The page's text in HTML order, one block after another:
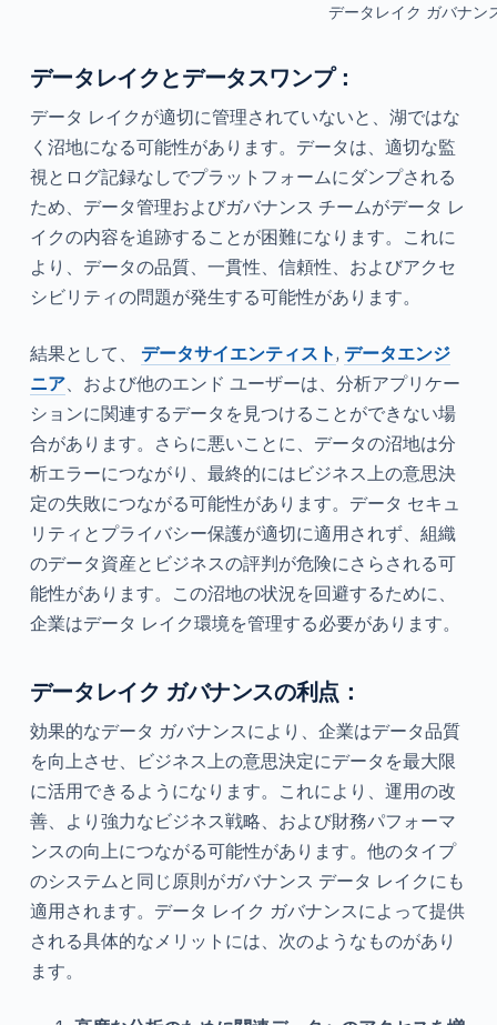
データレイク ガバナン
データレイクとデータスワンプ：
データ レイクが適切に管理されていないと、湖ではな
く沼地になる可能性があります。データは、適切な監
視とログ記録なしでプラットフォームにダンプされる
ため、データ管理およびガバナンス チームがデータ レ
イクの内容を追跡することが困難になります。これに
より、データの品質、一貫性、信頼性、およびアクセ
シビリティの問題が発生する可能性があります。
結果として、 データサイエンティスト, データエンジ
ニア、および他のエンド ユーザーは、分析アプリケー
ションに関連するデータを見つけることができない場
合があります。さらに悪いことに、データの沼地は分
析エラーにつながり、最終的にはビジネス上の意思決
定の失敗につながる可能性があります。データ セキュ
リティとプライバシー保護が適切に適用されず、組織
のデータ資産とビジネスの評判が危険にさらされる可
能性があります。この沼地の状況を回避するために、
企業はデータ レイク環境を管理する必要があります。
データレイク ガバナンスの利点：
効果的なデータ ガバナンスにより、企業はデータ品質
を向上させ、ビジネス上の意思決定にデータを最大限
に活用できるようになります。これにより、運用の改
善、より強力なビジネス戦略、および財務パフォーマ
ンスの向上につながる可能性があります。他のタイプ
のシステムと同じ原則がガバナンス データ レイクにも
適用されます。データ レイク ガバナンスによって提供
される具体的なメリットには、次のようなものがあり
ます。